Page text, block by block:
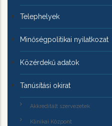
Telephelyek
Minőségpolitikai nyilatkozat
Közérdekű adatok
Tanúsítási okirat
Akkreditált szervezetek
Klinikai Központ